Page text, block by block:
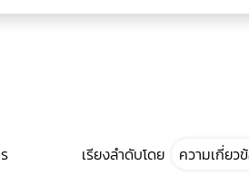
เรียงลำดับโดย